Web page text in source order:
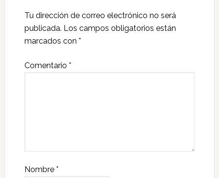
Tu dirección de correo electrónico no será
publicada. Los campos obligatorios están
marcados con *
Comentario *
Nombre *